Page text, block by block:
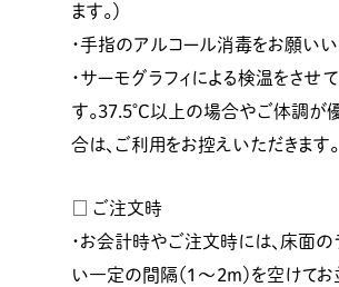
ます。）
・手指のアルコール消毒をお願いい
・サーモグラフィによる検温をさせ
す。37.5℃以上の場合やご体調が
合は、ご利用をお控えいただきます。
□ ご注文時
・お会計時やご注文時には、床面の
い一定の間隔（1〜2ｍ）を空けて